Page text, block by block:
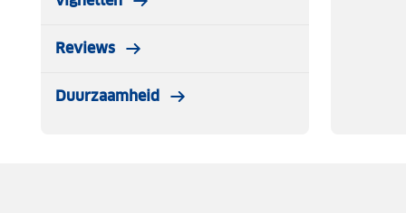
Reviews
Duurzaamheid